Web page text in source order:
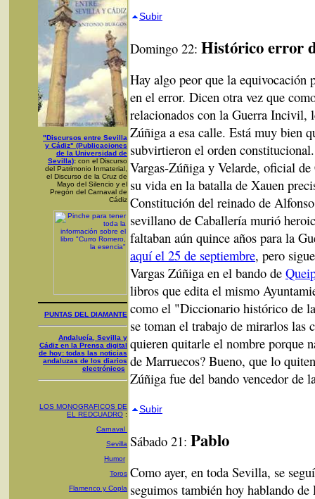
"Discursos entre Sevilla
y Cádiz" (Publicaciones
de la Universidad de
Sevilla): con el Discurso
del Patrimonio Inmaterial,
el Discurso de la Cruz de
Mayo del Silencio y el
Pregón del Carnaval de
Cádiz
PUNTAS DEL DIAMANTE
Andalucía, Sevilla y
Cádiz en la Prensa digital
de hoy: todas las noticias
andaluzas de los diarios
electrónicos
LOS MONOGRAFICOS DE
EL REDCUADRO :
Carnaval
Sevilla
Humor
Toros
Flamenco y Copla
Subir
Domingo 22: Histórico error
Hay algo peor que la
en el error. Dicen otra vez que
relacionados con la Guerra Incivil,
Zúñiga a esa calle. Está muy bien
subvirtieron el orden
Vargas-Zúñiga y Velarde, oficial
su vida en la batalla de Xauen
Constitución del reinado de
sevillano de Caballería murió
faltaban aún quince años para la
aquí el 25 de septiembre, pero
Vargas Zúñiga en el bando de
libros que edita el mismo
como el "Diccionario histórico de
se toman el trabajo de mirarlos las
quieren quitarle el nombre porque
de Marruecos? Bueno, que lo
Zúñiga fue del bando vencedor de
Subir
Sábado 21: Pablo
Como ayer, en toda Sevilla, se
seguimos también hoy hablando